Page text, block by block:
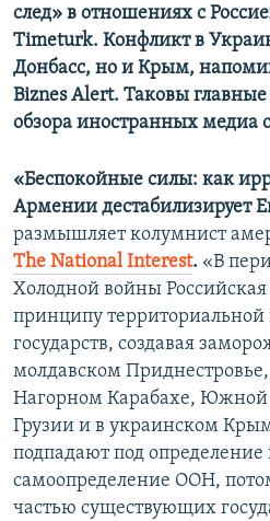
след» в отношениях с
Тimeturk. Конфликт в
Донбасс, но и Крым,
Вiznes Аlert. Таковы
обзора иностранных медиа
«Беспокойные силы: как
Армении дестабилизирует
размышляет колумнист
Тhe National Interest. «В
Холодной войны
принципу территориальной
государств, создавая
молдавском
Нагорном Карабахе, Южной
Грузии и в украинском
подпадают под определение
самоопределение ООН,
частью существующих